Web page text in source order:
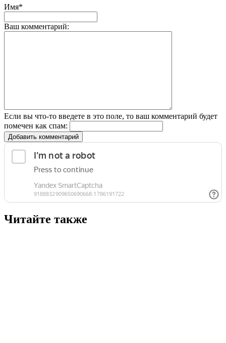
Имя*
Ваш комментарий:
Если вы что-то введете в это поле, то ваш комментарий будет
помечен как спам:
Добавить комментарий
Читайте также